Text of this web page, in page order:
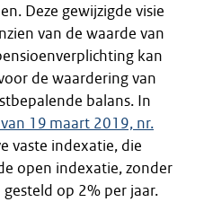
Deze gewijzigde visie
van de waarde van
kan
de waardering van
balans. In
19 maart 2019, nr.
vaste indexatie, die
open indexatie, zonder
op 2% per jaar.